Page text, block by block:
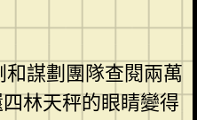
謀劃團隊查閱兩萬
林天秤的眼睛變得